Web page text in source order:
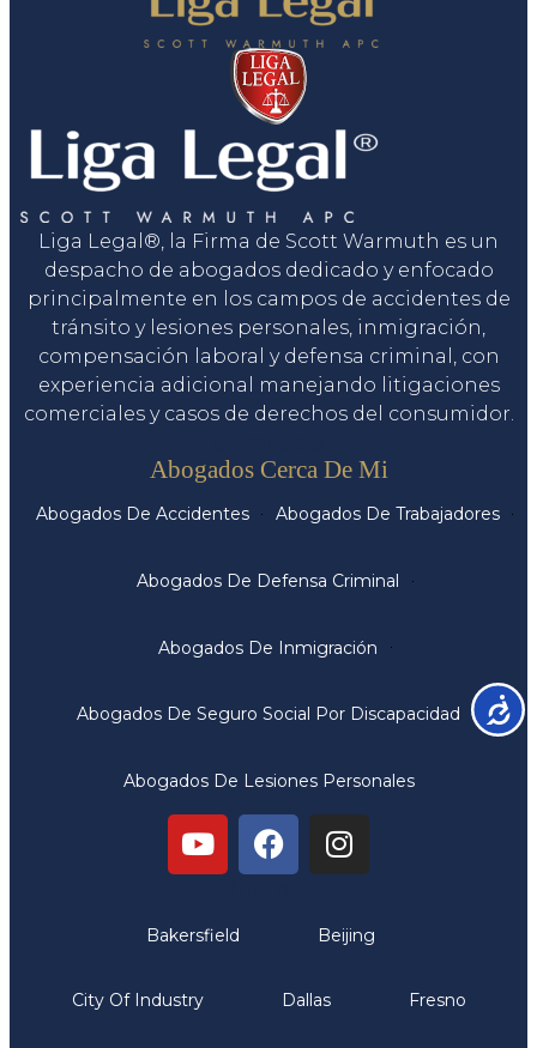
Liga Legal®, la Firma de Scott Warmuth es un
despacho de abogados dedicado y enfocado
principalmente en los campos de accidentes de
tránsito y lesiones personales, inmigración,
compensación laboral y defensa criminal, con
experiencia adicional manejando litigaciones
comerciales y casos de derechos del consumidor.
Abogados Cerca De Mi
Abogados De Accidentes Abogados De Trabajadores
Abogados De Defensa Criminal
Abogados De Inmigración
Abogados De Seguro Social Por Discapacidad
Abogados De Lesiones Personales
Bakersfield Beijing
City Of Industry Dallas Fresno